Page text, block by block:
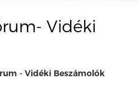
Vidéki
- Vidéki Beszámolók